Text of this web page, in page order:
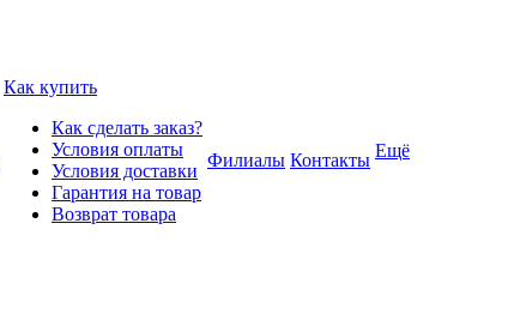
Как купить
Как сделать заказ?
Условия оплаты
Условия доставки
Гарантия на товар
Возврат товара
Филиалы Контакты Ещё